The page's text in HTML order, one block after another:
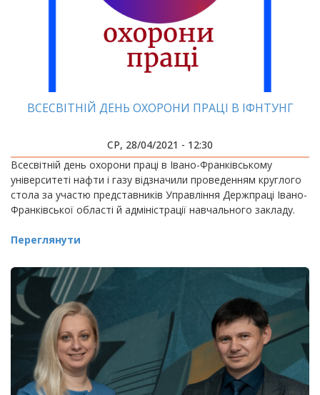
ВСЕСВІТНІЙ ДЕНЬ ОХОРОНИ ПРАЦІ В ІФНТУНГ
СР, 28/04/2021 - 12:30
Всесвітній день охорони праці в Івано-Франківському
університеті нафти і газу відзначили проведенням круглого
стола за участю представників Управління Держпраці Івано-
Франківської області й адміністрації навчального закладу.
Переглянути